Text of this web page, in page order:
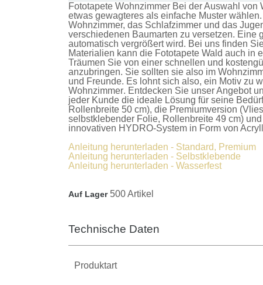
Fototapete Wohnzimmer Bei der Auswahl
etwas gewagteres als einfache Muster
Wohnzimmer, das Schlafzimmer und das
verschiedenen Baumarten zu versetzen. Eine
automatisch vergrößert wird. Bei uns finden
Materialien kann die Fototapete Wald auch in
Träumen Sie von einer schnellen und
anzubringen. Sie sollten sie also im
und Freunde. Es lohnt sich also, ein Motiv zu
Wohnzimmer. Entdecken Sie unser Angebot
jeder Kunde die ideale Lösung für seine
Rollenbreite 50 cm), die Premiumversion
selbstklebender Folie, Rollenbreite 49 cm)
innovativen HYDRO-System in Form von
Anleitung herunterladen - Standard, Premium
Anleitung herunterladen - Selbstklebende
Anleitung herunterladen - Wasserfest
Auf Lager 500 Artikel
Technische Daten
Produktart